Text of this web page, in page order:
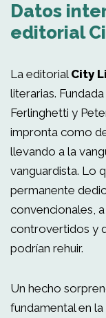
Datos
editorial
La editorial City
literarias.
Ferlinghetti y
impronta como
llevando a la
vanguardista. Lo
permanente
convencionales,
controvertidos y
podrían rehuir.
Un hecho
fundamental en